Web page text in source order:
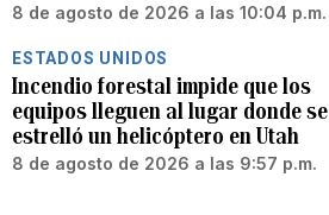
8 de agosto de 2026 a las 10:04 p.m.
ESTADOS UNIDOS
Incendio forestal impide que los
equipos lleguen al lugar donde se
estrelló un helicóptero en Utah
8 de agosto de 2026 a las 9:57 p.m.